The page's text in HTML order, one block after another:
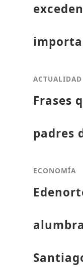
ACTUALIDAD
Frases
padres
ECONOMÍA